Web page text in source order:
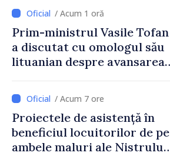
/ Acum 1 oră
Prim-ministrul Vasile Tofan
a discutat cu omologul său
lituanian despre avansarea
Republicii Moldova
/ Acum 7 ore
Proiectele de asistență în
beneficiul locuitorilor de pe
ambele maluri ale Nistrului